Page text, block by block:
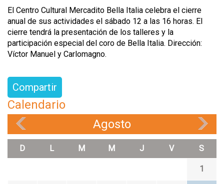
El Centro Cultural Mercadito Bella Italia celebra el cierre
anual de sus actividades el sábado 12 a las 16 horas. El
cierre tendrá la presentación de los talleres y la
participación especial del coro de Bella Italia. Dirección:
Víctor Manuel y Carlomagno.
Compartir
Calendario
Agosto
D L M M J V S
1